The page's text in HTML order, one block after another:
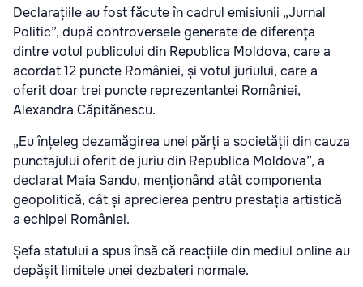
Declarațiile au fost făcute în cadrul emisiunii „Jurnal
Politic”, după controversele generate de diferența
dintre votul publicului din Republica Moldova, care a
acordat 12 puncte României, și votul juriului, care a
oferit doar trei puncte reprezentantei României,
Alexandra Căpitănescu.
„Eu înțeleg dezamăgirea unei părți a societății din cauza
punctajului oferit de juriu din Republica Moldova”, a
declarat Maia Sandu, menționând atât componenta
geopolitică, cât și aprecierea pentru prestația artistică
a echipei României.
Șefa statului a spus însă că reacțiile din mediul online au
depășit limitele unei dezbateri normale.